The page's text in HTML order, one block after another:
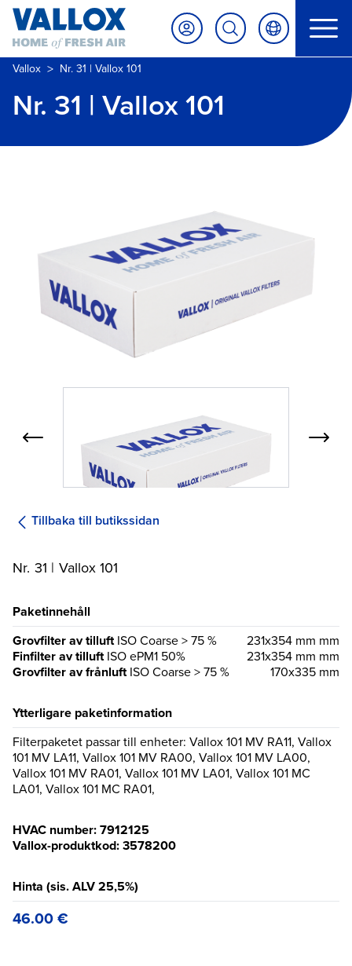
Vallox > Nr. 31 | Vallox 101
Nr. 31 | Vallox 101
Tillbaka till butikssidan
Nr. 31 | Vallox 101
Paketinnehåll
Grovfilter av tilluft ISO Coarse > 75 %
231x354 mm mm
Finfilter av tilluft ISO ePM1 50%
231x354 mm mm
Grovfilter av frånluft ISO Coarse > 75 % 170x335 mm
Ytterligare paketinformation
Filterpaketet passar till enheter: Vallox 101 MV RA11, Vallox
101 MV LA11, Vallox 101 MV RA00, Vallox 101 MV LA00,
Vallox 101 MV RA01, Vallox 101 MV LA01, Vallox 101 MC
LA01, Vallox 101 MC RA01,
HVAC number: 7912125
Vallox-produktkod: 3578200
Hinta (sis. ALV 25,5%)
46.00€